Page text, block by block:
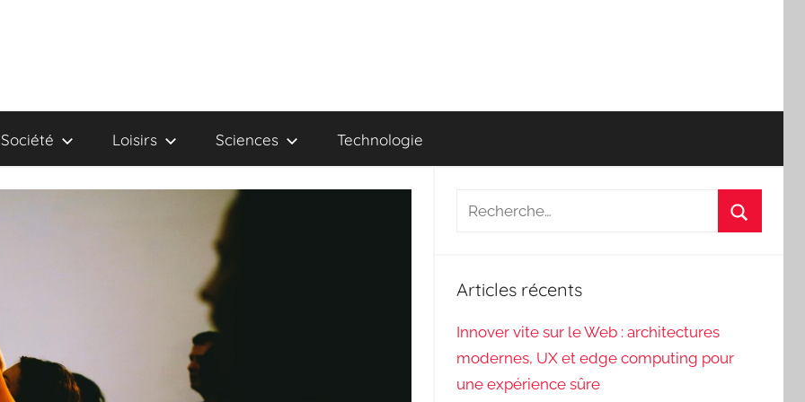
Société Loisirs Sciences Technologie
Recherche
Articles récents
Innover vite sur le Web : architectures
modernes, UX et edge computing pour
une expérience sûre